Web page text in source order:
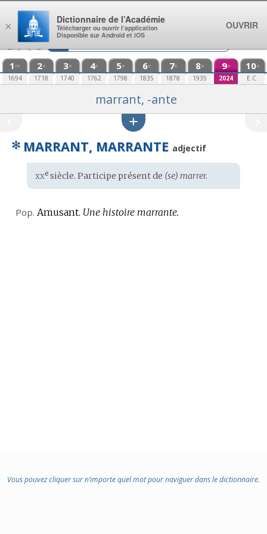
Aller au contenu
1 re
1694
2e
1718
3e
1740
4e
1762
5e
1798
6e
1835
7e
1878
8e
1935
9e
2024
10e
E.C.
marrant, -ante
✻ MARRANT, MARRANTE adjectif
Étymologie
:
xxesiècle. Participe présent de (se) marrer.
Pop. Amusant. Une histoire marrante.
Vous pouvez cliquer sur n’importe quel mot pour naviguer dans le dictionnaire.
×
Dictionnaire de l’Académie
Télécharger ou ouvrir l’application
Disponible sur Android et iOS
OUVRIR